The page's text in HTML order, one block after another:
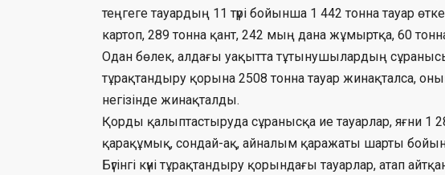
теңгеге тауардың 11 түрі бойынша 1 442 тонна тауар
картоп, 289 тонна қант, 242 мың дана жұмыртқа, 60
Одан бөлек, алдағы уақытта тұтынушылардың
тұрақтандыру қорына 2508 тонна тауар жинақталса,
негізінде жинақталды.
Қорды қалыптастыруда сұранысқа ие тауарлар, яғни 1
қарақұмық, сондай-ақ, айналым қаражаты шарты
Бүгінгі күні тұрақтандыру қорындағы тауарлар, атап